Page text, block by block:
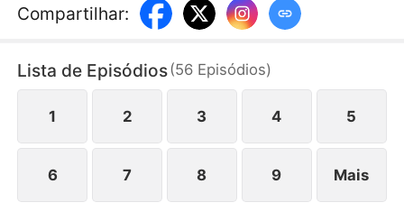
recuperar seu "poder do homem". Toda mulher é
uma decepção, exceto Beatriz. Ele se apaixona por
Beatriz, Antônio, também está disposto a sacrificar
tudo por ela. A escolha tem que ser feita: Um
mafioso excessivamente dominador ou um
Compartilhar:
Lista de Episódios(56 Episódios)
1 2 3 4 5
6 7 8 9 Mais